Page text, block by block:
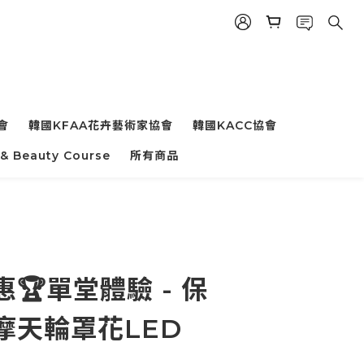
韓國KFAA花卉藝術家協會 韓國KACC協會
Beauty Course 所有商品
🏆單堂體驗 - 保
天輪罩花LED